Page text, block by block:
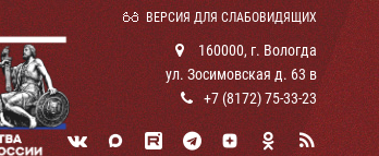
ВЕРСИЯ ДЛЯ СЛАБОВИДЯЩИХ
160000, г. Вологда
ул. Зосимовская д. 63 в
+7 (8172) 75-33-23